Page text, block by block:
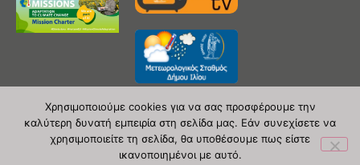
Copyright 2020 © Δήμος Ιλίου
Χρησιμοποιούμε cookies για να σας προσφέρουμε την
καλύτερη δυνατή εμπειρία στη σελίδα μας. Εάν συνεχίσετε να
χρησιμοποιείτε τη σελίδα, θα υποθέσουμε πως είστε
ικανοποιημένοι με αυτό.